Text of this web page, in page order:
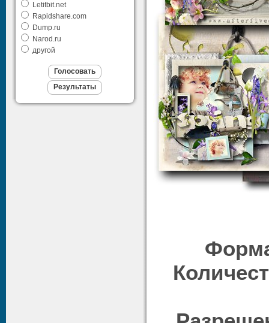
Letitbit.net
Rapidshare.com
Dump.ru
Narod.ru
другой